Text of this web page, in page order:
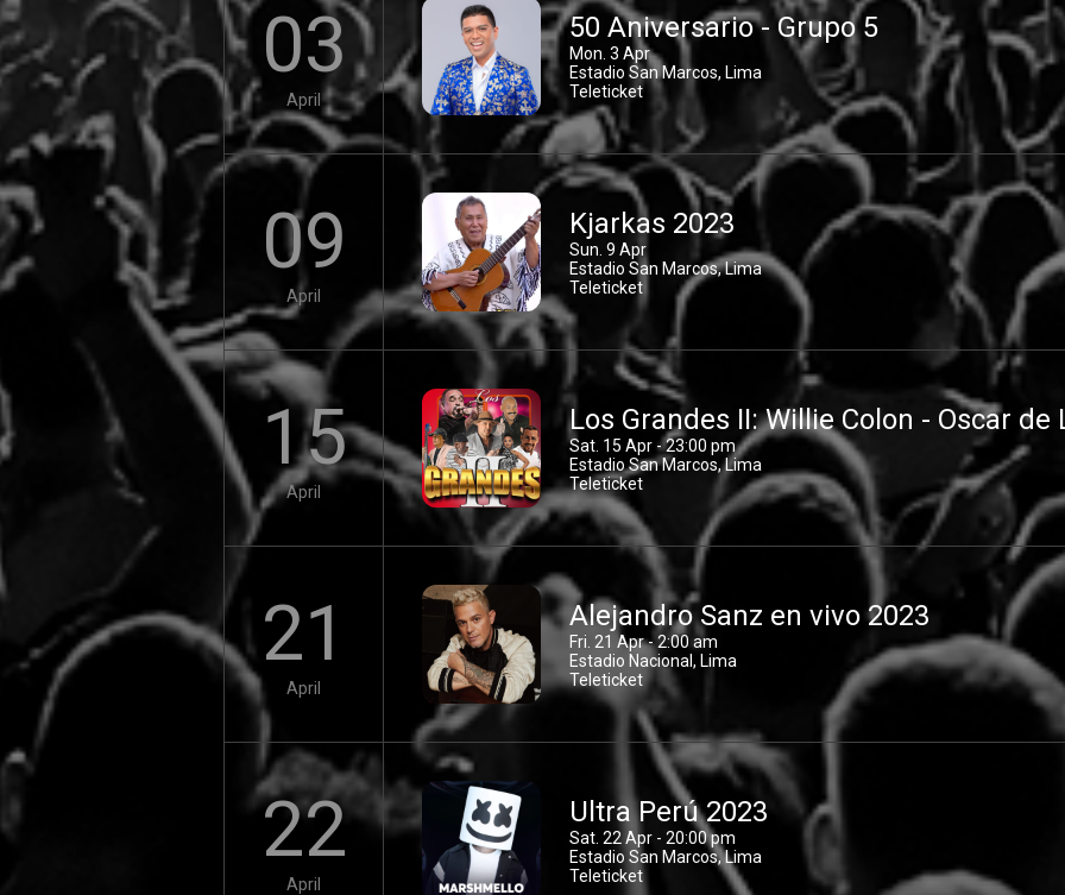
03
April
50 Aniversario - Grupo 5
Mon. 3 Apr
Estadio San Marcos, Lima
Teleticket
09
April
Kjarkas 2023
Sun. 9 Apr
Estadio San Marcos, Lima
Teleticket
15
April
Los Grandes II: Willie Colon - Oscar de
Sat. 15 Apr - 23:00 pm
Estadio San Marcos, Lima
Teleticket
21
April
Alejandro Sanz en vivo 2023
Fri. 21 Apr - 2:00 am
Estadio Nacional, Lima
Teleticket
22
April
Ultra Perú 2023
Sat. 22 Apr - 20:00 pm
Estadio San Marcos, Lima
Teleticket